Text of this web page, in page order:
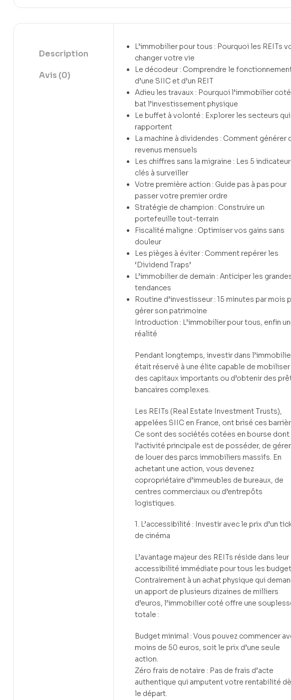
Description
Avis (0)
L’immobilier pour tous : Pourquoi les REITs
changer votre vie
Le décodeur : Comprendre le
d’une SIIC et d’un REIT
Adieu les travaux : Pourquoi l’immobilier coté
bat l’investissement physique
Le buffet à volonté : Explorer les secteurs qui
rapportent
La machine à dividendes : Comment générer
revenus mensuels
Les chiffres sans la migraine : Les 5
clés à surveiller
Votre première action : Guide pas à pas pour
passer votre premier ordre
Stratégie de champion : Construire un
portefeuille tout-terrain
Fiscalité maligne : Optimiser vos gains sans
douleur
Les pièges à éviter : Comment repérer les
‘Dividend Traps’
L’immobilier de demain : Anticiper les
tendances
Routine d’investisseur : 15 minutes par mois
gérer son patrimoine
Introduction : L’immobilier pour tous, enfin
réalité
Pendant longtemps, investir dans
était réservé à une élite capable de mobiliser
des capitaux importants ou d’obtenir des
bancaires complexes.
Les REITs (Real Estate Investment Trusts),
appelées SIIC en France, ont brisé ces
Ce sont des sociétés cotées en bourse dont
l’activité principale est de posséder, de
de louer des parcs immobiliers massifs. En
achetant une action, vous devenez
copropriétaire d’immeubles de bureaux, de
centres commerciaux ou d’entrepôts
logistiques.
1. L’accessibilité : Investir avec le prix d’un
de cinéma
L’avantage majeur des REITs réside dans leur
accessibilité immédiate pour tous les
Contrairement à un achat physique qui
un apport de plusieurs dizaines de milliers
d’euros, l’immobilier coté offre une
totale :
Budget minimal : Vous pouvez commencer
moins de 50 euros, soit le prix d’une seule
action.
Zéro frais de notaire : Pas de frais d’acte
authentique qui amputent votre rentabilité
le départ.